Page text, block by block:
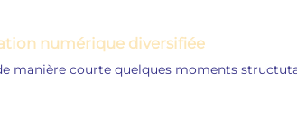
numérique diversifiée
manière courte quelques moments